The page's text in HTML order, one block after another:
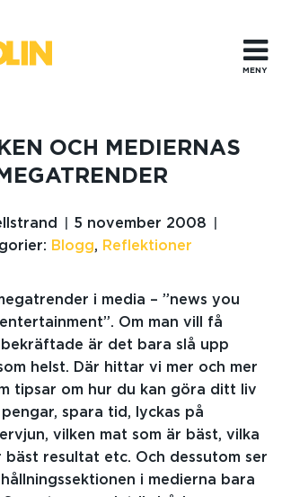
MENY
OCH MEDIERNAS
MEGATRENDER
5 november 2008
Blogg, Reflektioner
i media – ”news you
Om man vill få
är det bara slå upp
helst. Där hittar vi mer och mer
tipsar om hur du kan göra ditt liv
spara tid, lyckas på
vilken mat som är bäst, vilka
bäst resultat etc. Och dessutom ser
i medierna bara